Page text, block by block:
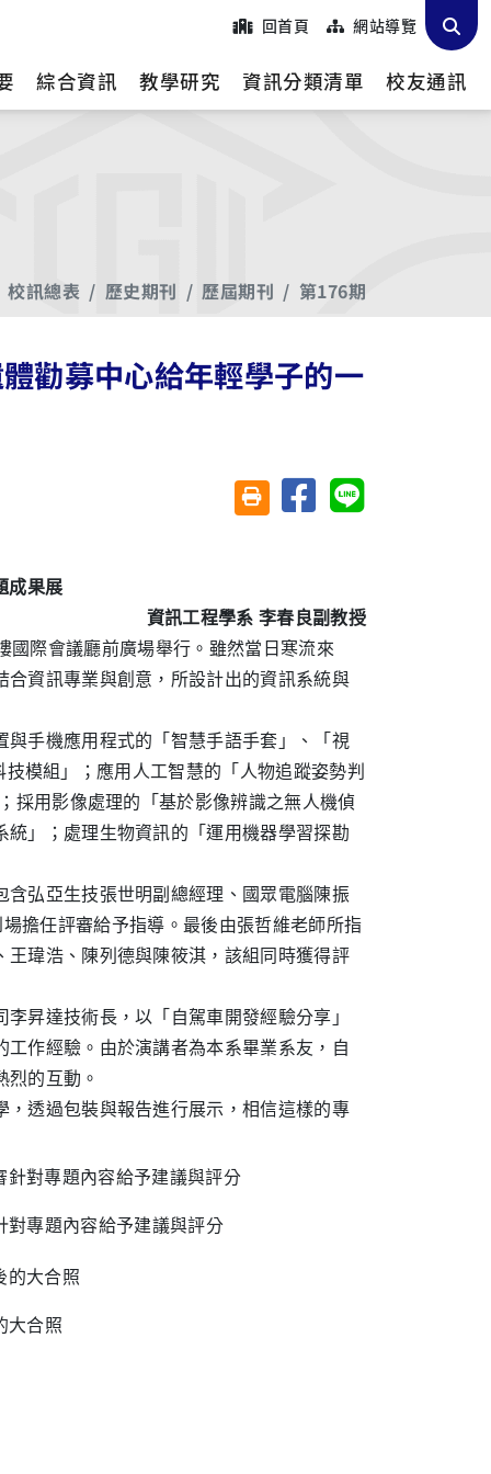
回首頁 網站導覽
綜合資訊 教學研究 資訊分類清單 校友通訊
校訊總表 歷史期刊 歷屆期刊 第176期
勸募中心給年輕學子的一
友善列印(另開視窗)
分享至臉書分享至 Line
成果展
資訊工程學系 李春良副教授
國際會議廳前廣場舉行。雖然當日寒流來
資訊專業與創意，所設計出的資訊系統與
手機應用程式的「智慧手語手套」、「視
模組」；應用人工智慧的「人物追蹤姿勢判
採用影像處理的「基於影像辨識之無人機偵
」；處理生物資訊的「運用機器學習探勘
弘亞生技張世明副總經理、國眾電腦陳振
擔任評審給予指導。最後由張哲維老師所指
瑋浩、陳列德與陳筱淇，該組同時獲得評
昇達技術長，以「自駕車開發經驗分享」
作經驗。由於演講者為本系畢業系友，自
的互動。
透過包裝與報告進行展示，相信這樣的專
對專題內容給予建議與評分
大合照